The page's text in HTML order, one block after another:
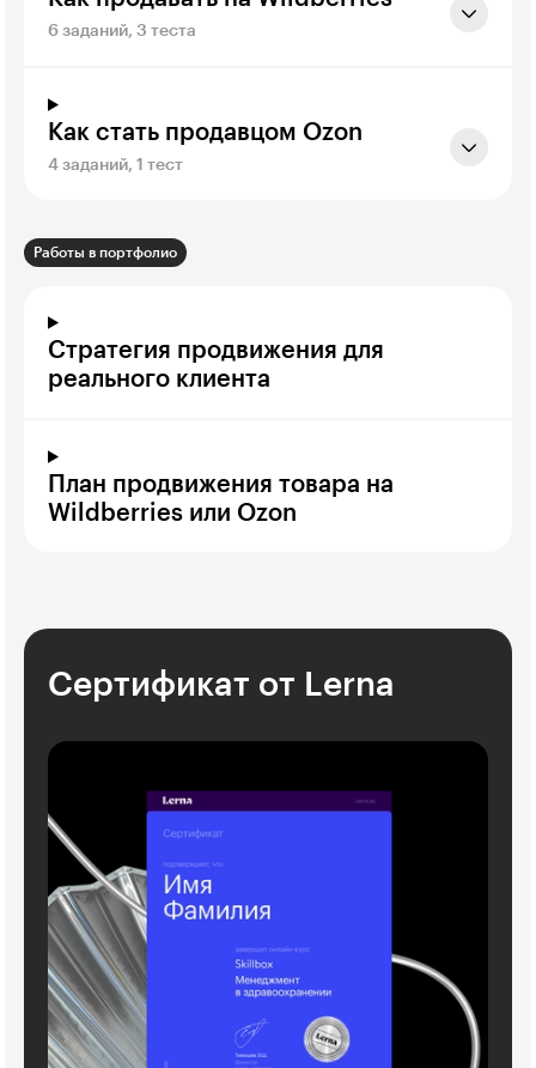
6 заданий, 3 теста
Как стать продавцом Ozon
4 заданий, 1 тест
Работы в портфолио
Стратегия продвижения для
реального клиента
План продвижения товара на
Wildberries или Ozon
Сертификат от Lerna